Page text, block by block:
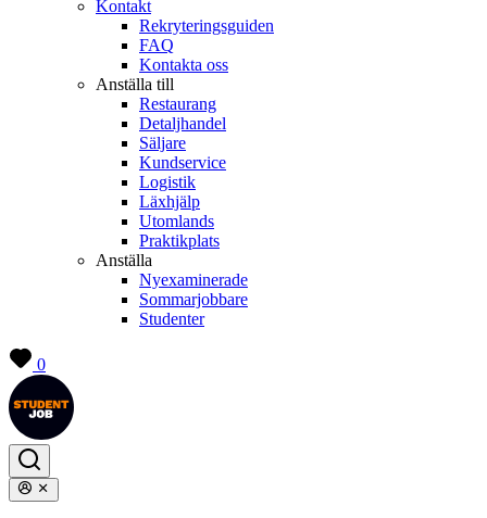
Kontakt
Rekryteringsguiden
FAQ
Kontakta oss
Anställa till
Restaurang
Detaljhandel
Säljare
Kundservice
Logistik
Läxhjälp
Utomlands
Praktikplats
Anställa
Nyexaminerade
Sommarjobbare
Studenter
0